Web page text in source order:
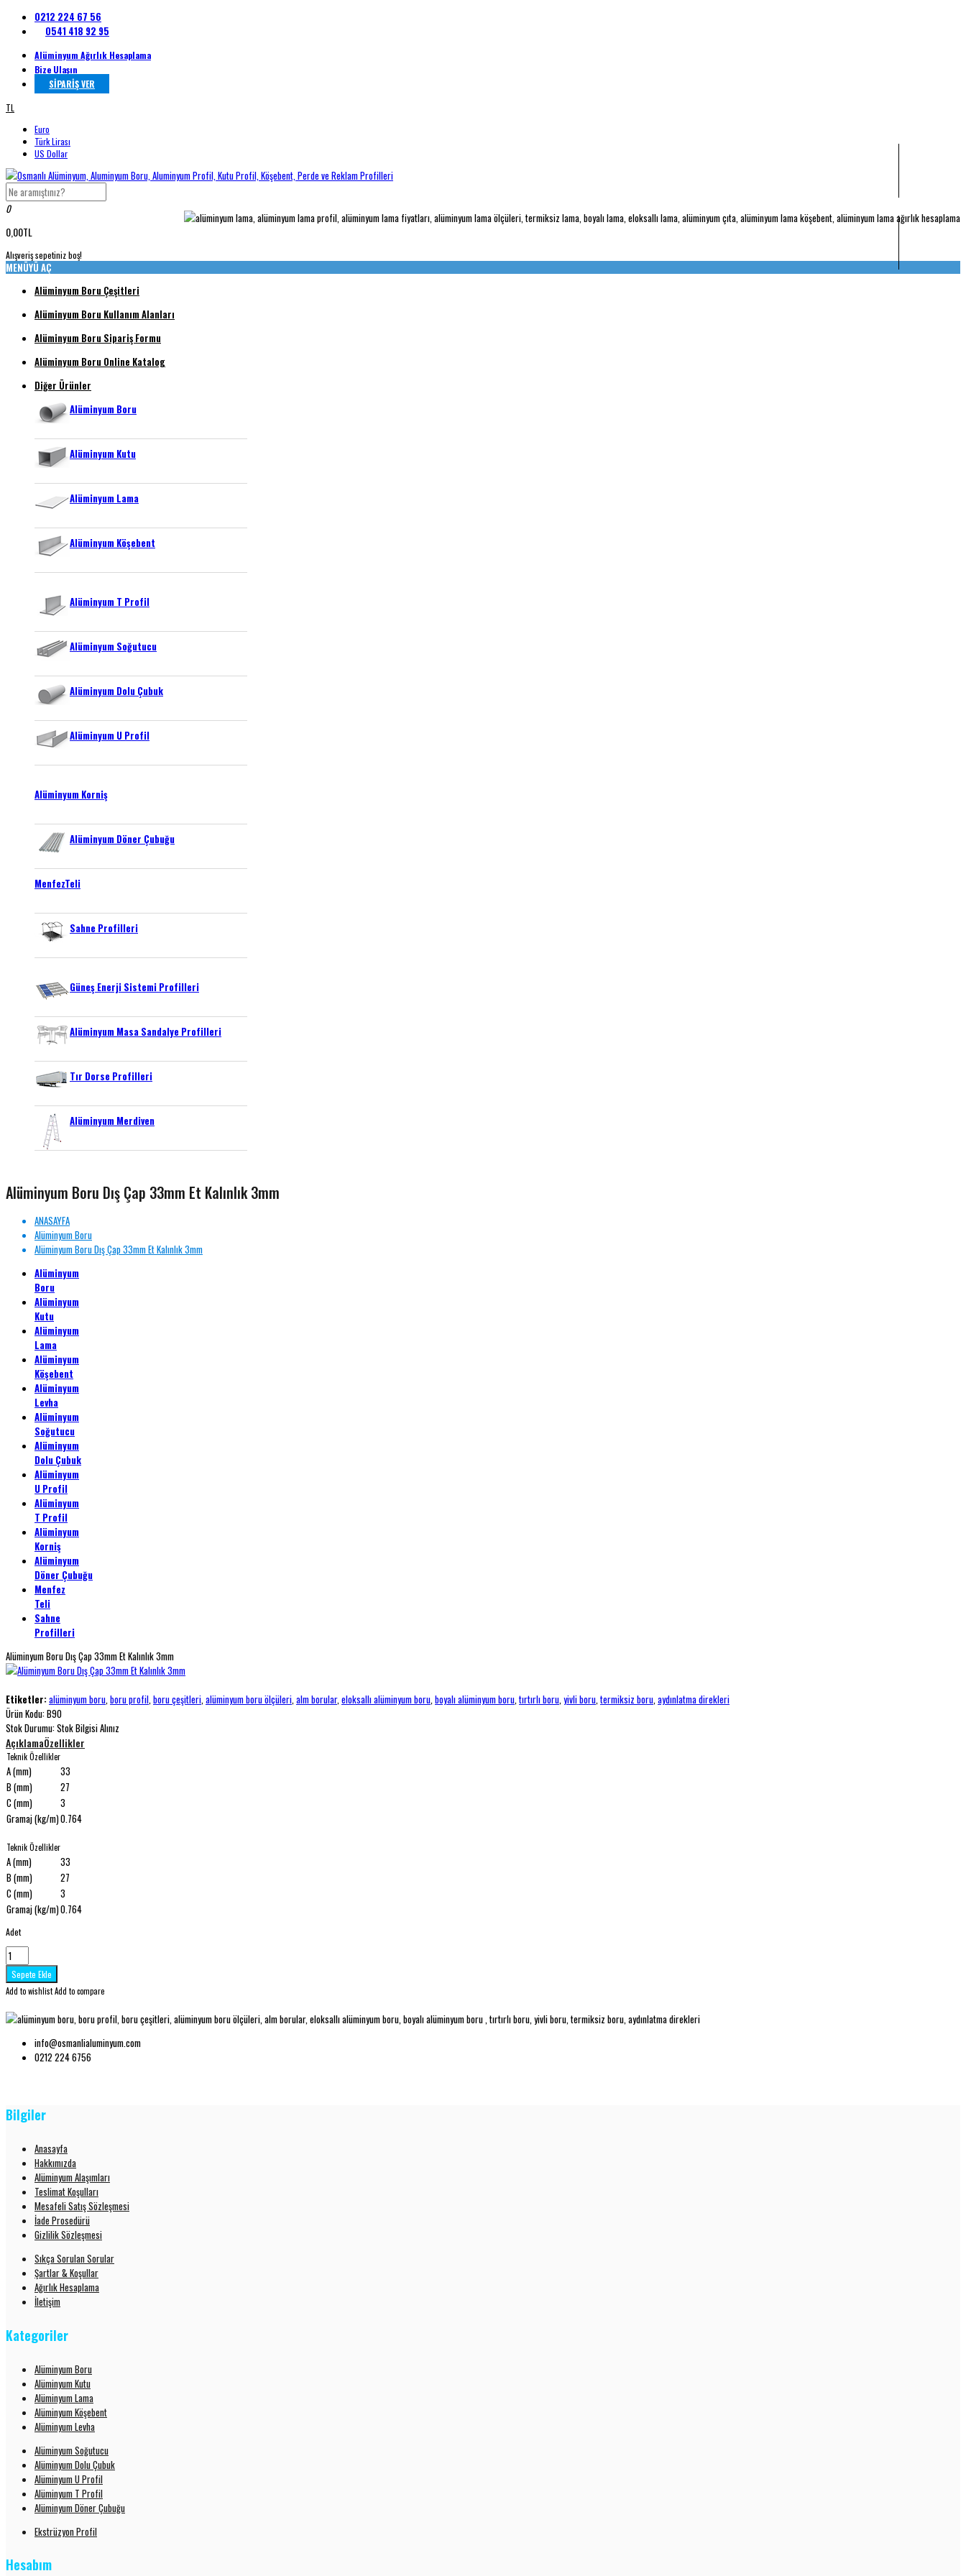
0212 224 67 56
0541 418 92 95
Alüminyum Ağırlık Hesaplama
Bize Ulaşın
SİPARİŞ VER
TL
Euro
Türk Lirası
US Dollar
0
0,00TL
Alışveriş sepetiniz boş!
MENÜYÜ AÇ
Alüminyum Boru Çeşitleri
Alüminyum Boru Kullanım Alanları
Alüminyum Boru Sipariş Formu
Alüminyum Boru Online Katalog
Diğer Ürünler
Alüminyum Boru
Alüminyum Kutu
Alüminyum Lama
Alüminyum Köşebent
Alüminyum T Profil
Alüminyum Soğutucu
Alüminyum Dolu Çubuk
Alüminyum U Profil
Alüminyum Korniş
Alüminyum Döner Çubuğu
MenfezTeli
Sahne Profilleri
Güneş Enerji Sistemi Profilleri
Alüminyum Masa Sandalye Profilleri
Tır Dorse Profilleri
Alüminyum Merdiven
Alüminyum Boru Dış Çap 33mm Et Kalınlık 3mm
ANASAYFA
Alüminyum Boru
Alüminyum Boru Dış Çap 33mm Et Kalınlık 3mm
Alüminyum
Boru
Alüminyum
Kutu
Alüminyum
Lama
Alüminyum
Köşebent
Alüminyum
Levha
Alüminyum
Soğutucu
Alüminyum
Dolu Çubuk
Alüminyum
U Profil
Alüminyum
T Profil
Alüminyum
Korniş
Alüminyum
Döner Çubuğu
Menfez
Teli
Sahne
Profilleri
Alüminyum Boru Dış Çap 33mm Et Kalınlık 3mm
Etiketler:alüminyum boru boru profil boru çeşitleri alüminyum boru ölçüleri alm borular, eloksallı alüminyum boru boyalı alüminyum boru tırtırlı boru yivli boru termiksiz boru aydınlatma direkleri
Ürün Kodu:B90
Stok Durumu:Stok Bilgisi Alınız
AçıklamaÖzellikler
Teknik Özellikler
A (mm)
33
B (mm)
27
C (mm)
3
Gramaj (kg/m)0.764
Teknik Özellikler
A (mm)
33
B (mm)
27
C (mm)
3
Gramaj (kg/m)0.764
Adet
Add to wishlistAdd to compare
info@osmanlialuminyum.com
0212 224 6756
Bilgiler
Anasayfa
Hakkımızda
Alüminyum Alaşımları
Teslimat Koşulları
Mesafeli Satış Sözleşmesi
İade Prosedürü
Gizlilik Sözleşmesi
Sıkça Sorulan Sorular
Şartlar & Koşullar
Ağırlık Hesaplama
İletişim
Kategoriler
Alüminyum Boru
Alüminyum Kutu
Alüminyum Lama
Alüminyum Köşebent
Alüminyum Levha
Alüminyum Soğutucu
Alüminyum Dolu Çubuk
Alüminyum U Profil
Alüminyum T Profil
Alüminyum Döner Çubuğu
Ekstrüzyon Profil
Hesabım